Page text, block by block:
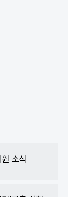
소식